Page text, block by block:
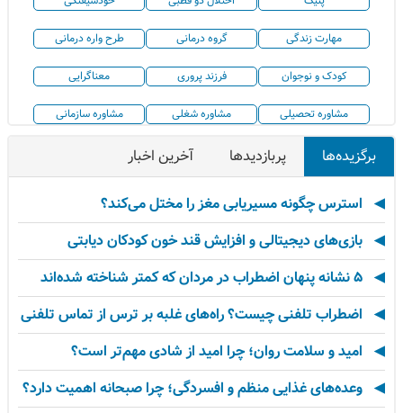
مهارت زندگی گروه درمانی طرح واره درمانی
کودک و نوجوان فرزند پروری معناگرایی
مشاوره تحصیلی مشاوره شغلی مشاوره سازمانی
برگزیده‌ها پربازدیدها آخرین اخبار
استرس چگونه مسیریابی مغز را مختل می‌کند؟
بازی‌های دیجیتالی و افزایش قند خون کودکان دیابتی
۵ نشانه پنهان اضطراب در مردان که کمتر شناخته شده‌اند
اضطراب تلفنی چیست؟ راه‌های غلبه بر ترس از تماس تلفنی
امید و سلامت روان؛ چرا امید از شادی مهم‌تر است؟
وعده‌های غذایی منظم و افسردگی؛ چرا صبحانه اهمیت دارد؟